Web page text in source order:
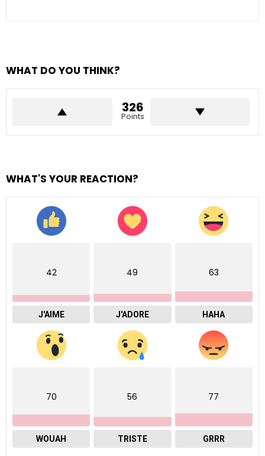
WHAT DO YOU THINK?
326
Points
WHAT'S YOUR REACTION?
42
J'AIME
49
J'ADORE
63
HAHA
70
WOUAH
56
TRISTE
77
GRRR